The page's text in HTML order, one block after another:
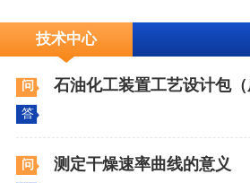
技术中心
问 石油化工装置工艺设计包
答
问 测定干燥速率曲线的意义